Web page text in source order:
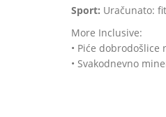
Sport: Uračunato:
More Inclusive:
• Piće dobrodošlice
• Svakodnevno